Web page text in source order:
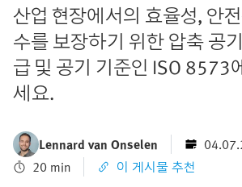
산업 현장에서의 효율성, 안
수를 보장하기 위한 압축 공
급 및 공기 기준인 ISO 8573
세요.
Lennard van Onselen
20 min
이 게시물 추천